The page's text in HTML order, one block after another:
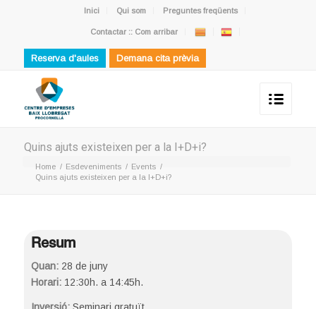
Inici Qui som Preguntes freqüents
Contactar :: Com arribar
Reserva d'aules Demana cita prèvia
Quins ajuts existeixen per a la I+D+i?
Home / Esdeveniments / Events /
Quins ajuts existeixen per a la I+D+i?
Resum
Quan:28 de juny
Horari:12:30h. a 14:45h.